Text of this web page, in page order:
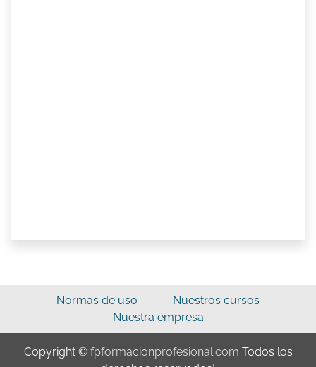
Normas de uso
Nuestros cursos
Nuestra empresa
Copyright © fpformacionprofesional.com Todos los